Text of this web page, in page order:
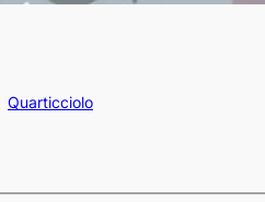
Quarticciolo